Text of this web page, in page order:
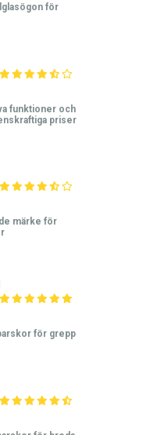
för
funktioner och
priser
märke för
för grepp